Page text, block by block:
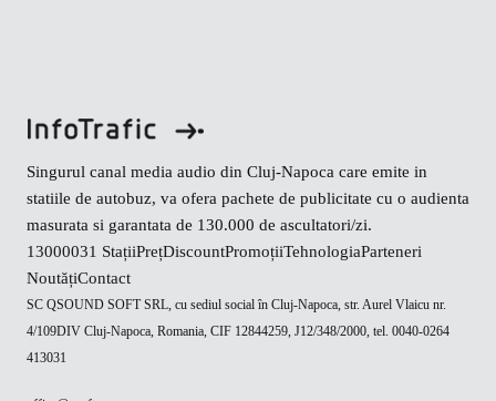
Singurul canal media audio din Cluj-Napoca care emite in
statiile de autobuz, va ofera pachete de publicitate cu o audienta
masurata si garantata de 130.000 de ascultatori/zi.
13000031 StațiiPrețDiscountPromoțiiTehnologiaParteneri
NoutățiContact
SC QSOUND SOFT SRL, cu sediul social în Cluj-Napoca, str. Aurel Vlaicu nr.
4/109DIV Cluj-Napoca, Romania, CIF 12844259, J12/348/2000, tel. 0040-0264
413031